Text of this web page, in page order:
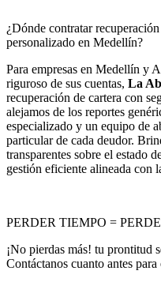
¿Dónde contratar
personalizado en Medellín?
Para empresas en Medellín y
riguroso de sus cuentas, La
recuperación de cartera con
alejamos de los reportes
especializado y un equipo de
particular de cada deudor.
transparentes sobre el estado
gestión eficiente alineada con
PERDER TIEMPO =
¡No pierdas más! tu prontitud
Contáctanos cuanto antes